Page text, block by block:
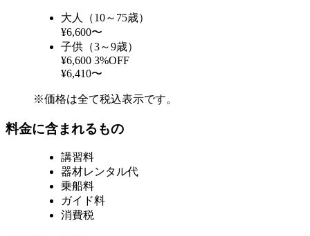
大人（10～75歳）
¥6,600〜
子供（3～9歳）
¥6,600 3%OFF
¥6,410〜
※価格は全て税込表示です。
料金に含まれるもの
講習料
器材レンタル代
乗船料
ガイド料
消費税